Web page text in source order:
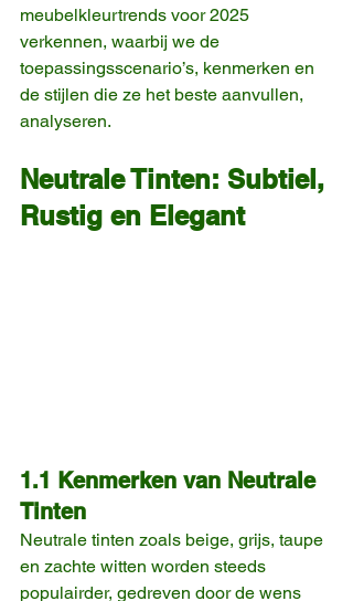
meubelkleurtrends voor 2025
verkennen, waarbij we de
toepassingsscenario’s, kenmerken en
de stijlen die ze het beste aanvullen,
analyseren.
Neutrale Tinten: Subtiel,
Rustig en Elegant
1.1 Kenmerken van Neutrale
Tinten
Neutrale tinten zoals beige, grijs, taupe
en zachte witten worden steeds
populairder, gedreven door de wens